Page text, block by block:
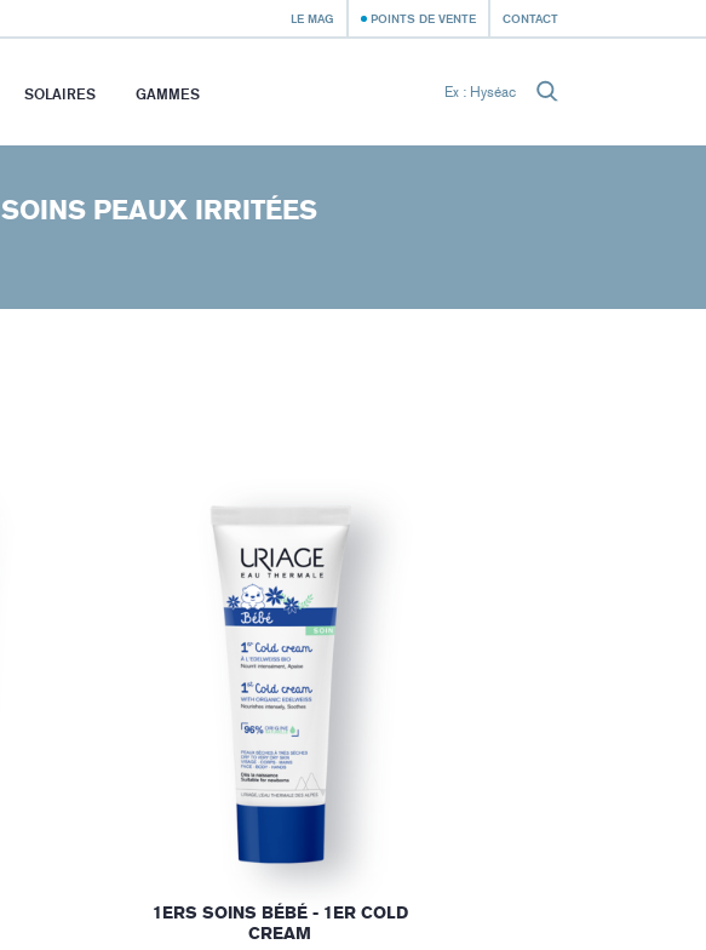
LE MAG POINTS DE VENTE CONTACT
SOLAIRES GAMMES
SOINS PEAUX IRRITÉES
1ERS SOINS BÉBÉ - 1ER COLD
CREAM